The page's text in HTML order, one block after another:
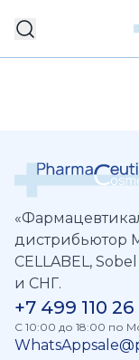
дистрибьютор
CELLABEL,
и СНГ.
+7 499 110 26
C 10:00 до 18:00 по
WhatsApp